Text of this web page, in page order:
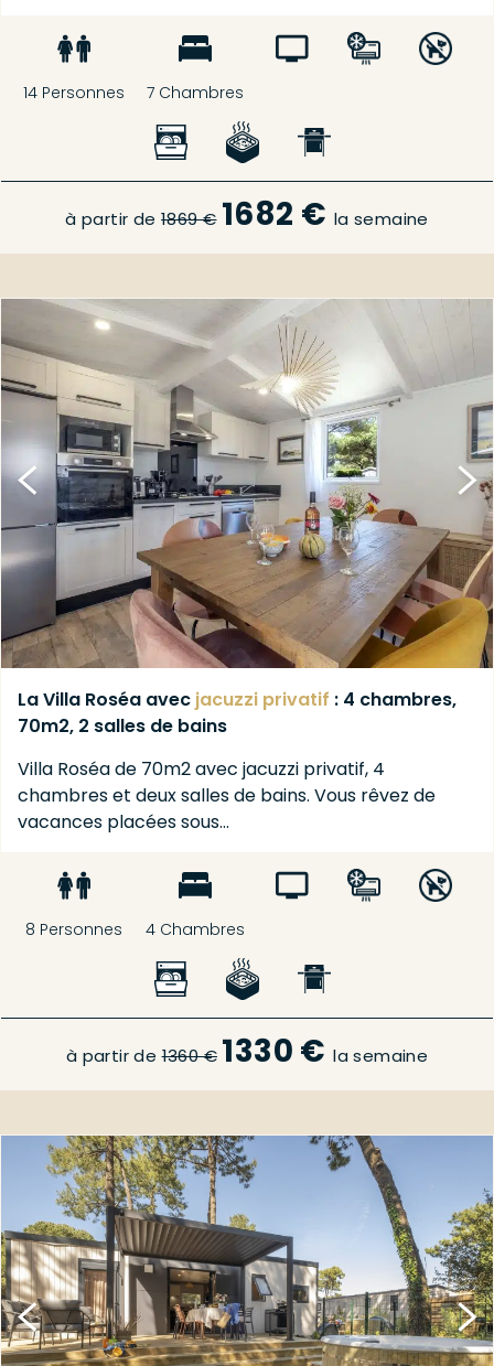
camping, au bord de la piscine ?
14 Personnes 7 Chambres
à partir de1869 € 1682 € la semaine
La Villa Roséa avec jacuzzi privatif : 4 chambres,
70m2, 2 salles de bains
Villa Roséa de 70m2 avec jacuzzi privatif, 4
chambres et deux salles de bains. Vous rêvez de
vacances placées sous…
8 Personnes 4 Chambres
à partir de1360 € 1330 €la semaine